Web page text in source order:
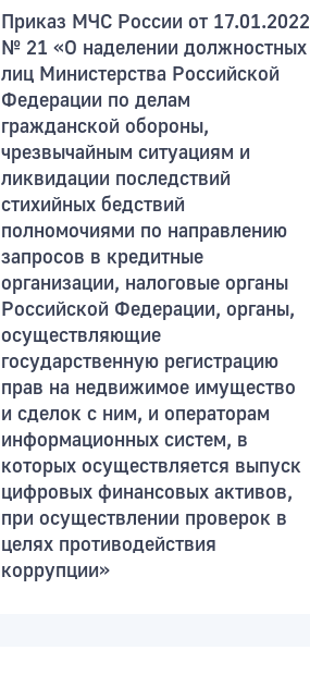
Приказ МЧС России от 17.01.2022
№ 21 «О наделении должностных
лиц Министерства Российской
Федерации по делам
гражданской обороны,
чрезвычайным ситуациям и
ликвидации последствий
стихийных бедствий
полномочиями по направлению
запросов в кредитные
организации, налоговые органы
Российской Федерации, органы,
осуществляющие
государственную регистрацию
прав на недвижимое имущество
и сделок с ним, и операторам
информационных систем, в
которых осуществляется выпуск
цифровых финансовых активов,
при осуществлении проверок в
целях противодействия
коррупции»